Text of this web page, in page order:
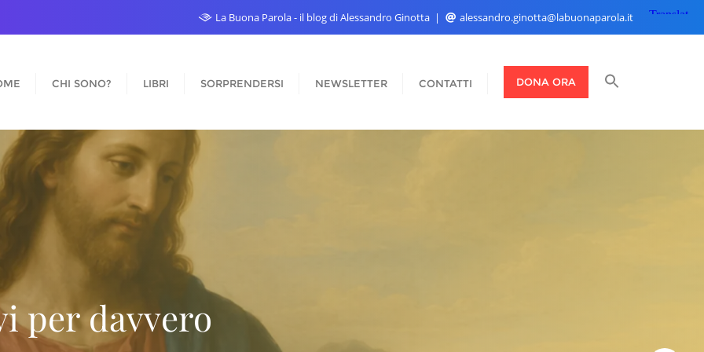
La Buona Parola - il blog di Alessandro Ginotta alessandro.ginotta@labuonaparola.it
CHI SONO? LIBRI SORPRENDERSI NEWSLETTER CONTATTI DONA ORA
rimette in piedi